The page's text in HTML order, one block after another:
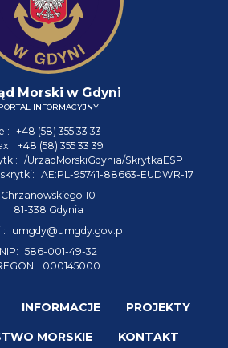
Morski w Gdyni
INFORMACYJNY
+48 (58) 355 33 33
+48 (58) 355 33 39
/UrzadMorskiGdynia/SkrytkaESP
AE:PL-95741-88663-EUDWR-17
Chrzanowskiego 10
81-338 Gdynia
umgdy@umgdy.gov.pl
NIP: 586-001-49-32
000145000
INFORMACJE PROJEKTY
MORSKIE KONTAKT